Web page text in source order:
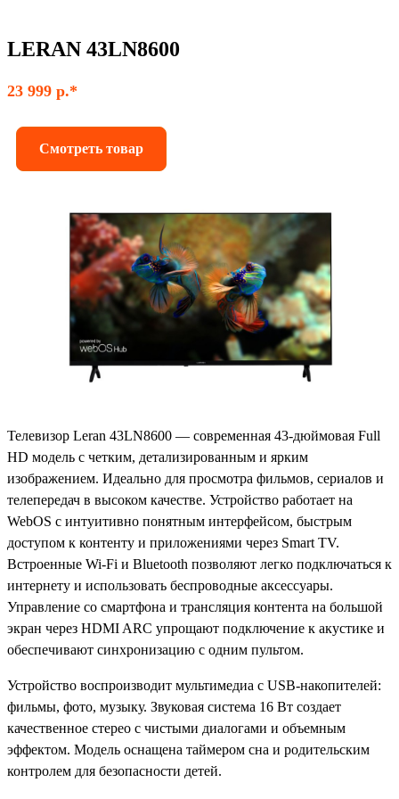
LERAN 43LN8600
23 999 р.*
Смотреть товар
Телевизор Leran 43LN8600 — современная 43-дюймовая Full
HD модель с четким, детализированным и ярким
изображением. Идеально для просмотра фильмов, сериалов и
телепередач в высоком качестве. Устройство работает на
WebOS с интуитивно понятным интерфейсом, быстрым
доступом к контенту и приложениями через Smart TV.
Встроенные Wi-Fi и Bluetooth позволяют легко подключаться к
интернету и использовать беспроводные аксессуары.
Управление со смартфона и трансляция контента на большой
экран через HDMI ARC упрощают подключение к акустике и
обеспечивают синхронизацию с одним пультом.
Устройство воспроизводит мультимедиа с USB-накопителей:
фильмы, фото, музыку. Звуковая система 16 Вт создает
качественное стерео с чистыми диалогами и объемным
эффектом. Модель оснащена таймером сна и родительским
контролем для безопасности детей.